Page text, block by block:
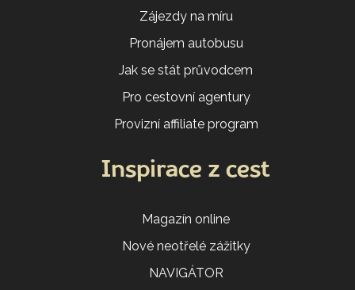
Zájezdy na míru
Pronájem autobusu
Jak se stát průvodcem
Pro cestovní agentury
Provizní affiliate program
Inspirace z cest
Magazín online
Nové neotřelé zážitky
NAVIGÁTOR